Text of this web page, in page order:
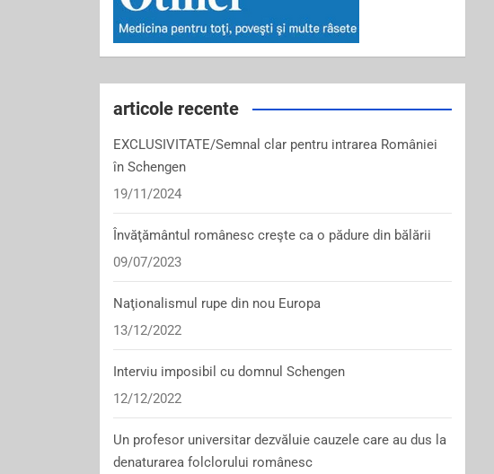
articole recente
EXCLUSIVITATE/Semnal clar pentru intrarea României
în Schengen
19/11/2024
Învăţământul românesc creşte ca o pădure din bălării
09/07/2023
Naţionalismul rupe din nou Europa
13/12/2022
Interviu imposibil cu domnul Schengen
12/12/2022
Un profesor universitar dezvăluie cauzele care au dus la
denaturarea folclorului românesc